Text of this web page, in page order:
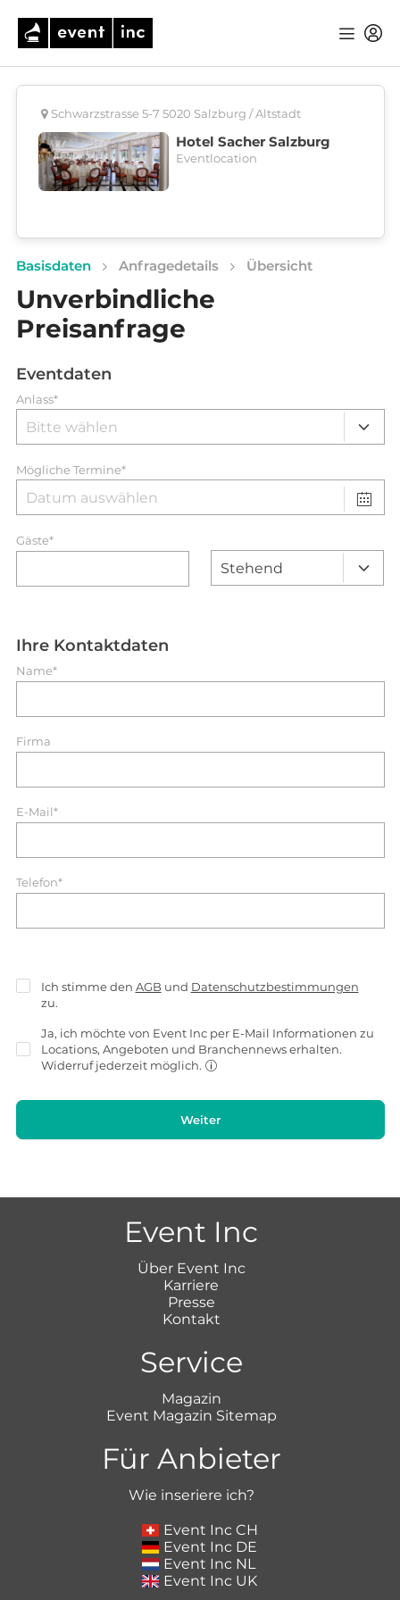
Schwarzstrasse 5-7 5020 Salzburg / Altstadt
Hotel Sacher Salzburg
Eventlocation
Basisdaten Anfragedetails Übersicht
Unverbindliche
Preisanfrage
Eventdaten
Anlass*
Mögliche Termine*
Gäste*
Ihre Kontaktdaten
Name*
Firma
E-Mail*
Telefon*
Ich stimme den AGB und Datenschutzbestimmungen
zu.
Ja, ich möchte von Event Inc per E-Mail Informationen zu
Locations, Angeboten und Branchennews erhalten.
Widerruf jederzeit möglich.
Weiter
Event Inc
Über Event Inc
Karriere
Presse
Kontakt
Service
Magazin
Event Magazin Sitemap
Für Anbieter
Wie inseriere ich?
Event Inc CH
Event Inc DE
Event Inc NL
Event Inc UK